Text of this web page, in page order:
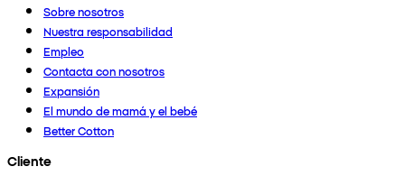
Sobre nosotros
Nuestra responsabilidad
Empleo
Contacta con nosotros
Expansión
El mundo de mamá y el bebé
Better Cotton
Cliente